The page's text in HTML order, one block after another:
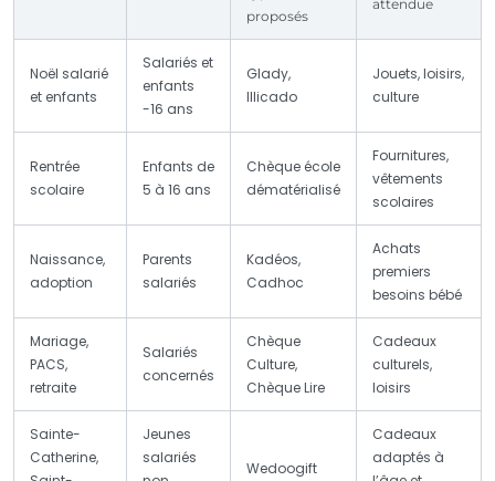
proposés
attendue
Noël salarié
et enfants
Salariés et
enfants
-16 ans
Glady,
Illicado
Jouets, loisirs,
culture
Rentrée
scolaire
Enfants de
5 à 16 ans
Chèque école
dématérialisé
Fournitures,
vêtements
scolaires
Naissance,
adoption
Parents
salariés
Kadéos,
Cadhoc
Achats
premiers
besoins bébé
Mariage,
PACS,
retraite
Salariés
concernés
Chèque
Culture,
Chèque Lire
Cadeaux
culturels,
loisirs
Sainte-
Catherine,
Jeunes
salariés
Wedoogift
Cadeaux
adaptés à